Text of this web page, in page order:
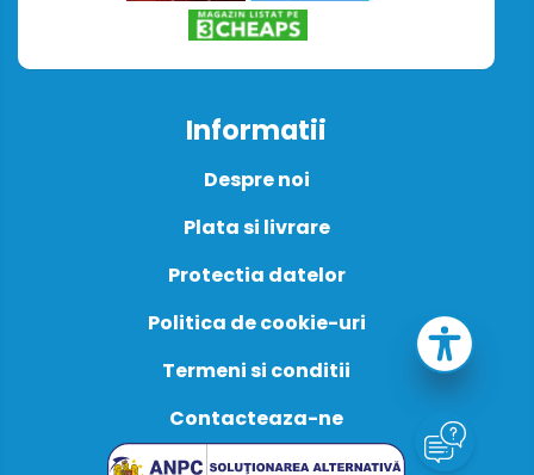
Informatii
Despre noi
Plata si livrare
Protectia datelor
Politica de cookie-uri
Termeni si conditii
Contacteaza-ne